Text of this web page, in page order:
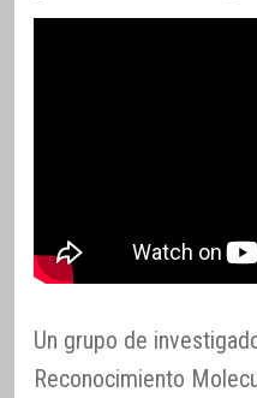
Un grupo de
Reconocimiento